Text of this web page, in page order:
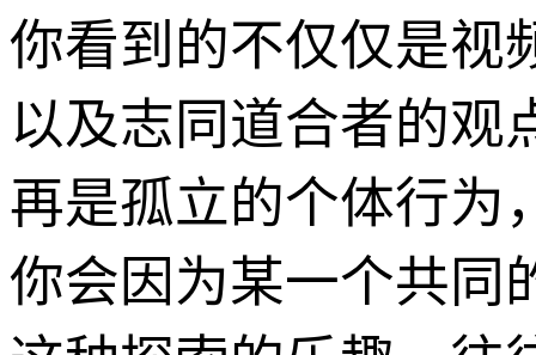
你看到的不仅仅是视
以及志同道合者的观
再是孤立的个体行为
你会因为某一个共同